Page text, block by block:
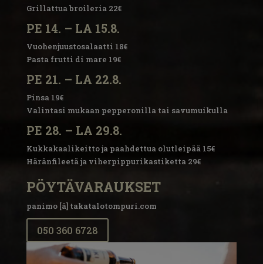
Grillattua broileria 22€
PE 14. – LA 15.8.
Vuohenjuustosalaatti 18€
Pasta frutti di mare 19€
PE 21. – LA 22.8.
Pinsa 19€
Valintasi mukaan pepperonilla tai savumuikulla
PE 28. – LA 29.8.
Kukkakaalikeitto ja paahdettua olutleipää 15€
Häränfileetä ja viherpippurikastiketta 29€
PÖYTÄVARAUKSET
panimo [ä] takatalotompuri.com
050 360 6728